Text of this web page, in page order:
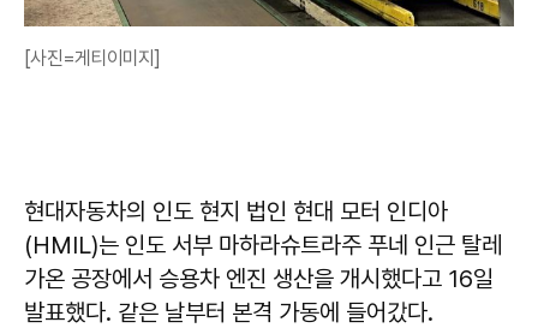
[사진=게티이미지]
현대자동차의 인도 현지 법인 현대 모터 인디아
(HMIL)는 인도 서부 마하라슈트라주 푸네 인근 탈레
가온 공장에서 승용차 엔진 생산을 개시했다고 16일
발표했다. 같은 날부터 본격 가동에 들어갔다.